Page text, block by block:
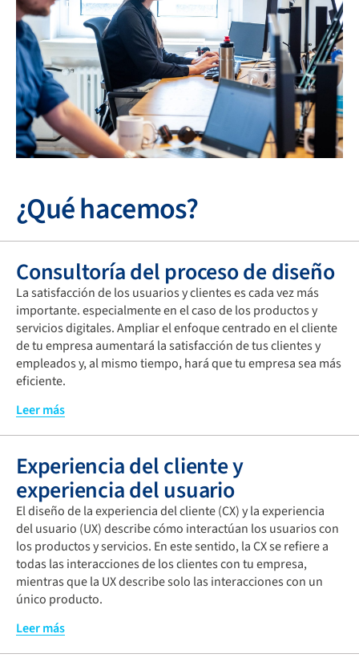
¿Qué hacemos?
Consultoría del proceso de diseño
La satisfacción de los usuarios y clientes es cada vez más
importante. especialmente en el caso de los productos y
servicios digitales. Ampliar el enfoque centrado en el cliente
de tu empresa aumentará la satisfacción de tus clientes y
empleados y, al mismo tiempo, hará que tu empresa sea más
eficiente.
El objetivo consiste en analizar el proceso con respecto al
empresa en el recorrido que hace el cliente, mejorará la
organización del proceso durante la prestación del servicio,
¡y con ello se fidelizará al cliente!
Así, en la fase inicial colaboramos estrechamente contigo
para identificar todos los puntos de contacto con tus
clientes. A partir de ahí, te ayudamos a desarrollar ideas, por
ejemplo, con recorridos de usuario coherentes, planos de
diseño de servicios, prototipos o pruebas continuas. A
cómo poner en práctica las soluciones creadas y evaluadas
de acuerdo con principios ágiles. Por último,
Leer más
Experiencia del cliente y
experiencia del usuario
El diseño de la experiencia del cliente (CX) y la experiencia
del usuario (UX) describe cómo interactúan los usuarios con
los productos y servicios. En este sentido, la CX se refiere a
todas las interacciones de los clientes con tu empresa,
mientras que la UX describe solo las interacciones con un
único producto.
Una experiencia excelente por parte del cliente y del usuario
Leer más